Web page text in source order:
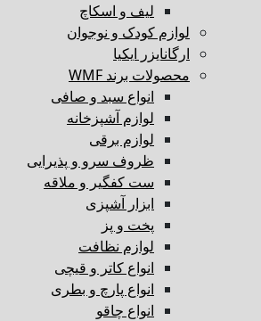
لیف و اسکاچ
لوازم کودک و نوجوان
ارگانایزر ایکیا
محصولات برند WMF
انواع سبد و صافی
لوازم آشپزخانه
لوازم برقی
ظروف سرو و پذیرایی
ست کفگیر و ملاقه
ابزار آشپزی
پخت و پز
لوازم نظافت
انواع کاتر و قیچی
انواع پارچ و بطری
انواع چاقو